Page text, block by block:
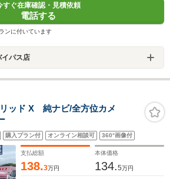
すぐ在庫確認・見積依頼
電話する
ンに付いています
イパス店
ッド X 純ナビ/全方位カメ
購入プラン付 オンライン相談可 360°画像付
支払総額
138.3万円
本体価格
134.5万円